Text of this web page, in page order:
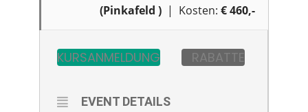
(Pinkafeld ) | Kosten:€ 460,-
KURSANMELDUNG RABATTE
EVENT DETAILS